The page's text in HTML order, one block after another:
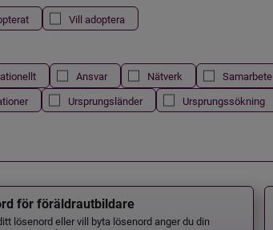
Vill adoptera
Ansvar Nätverk Samarbete
Ursprungsländer Ursprungssökning
för föräldrautbildare
lösenord eller vill byta lösenord anger du din